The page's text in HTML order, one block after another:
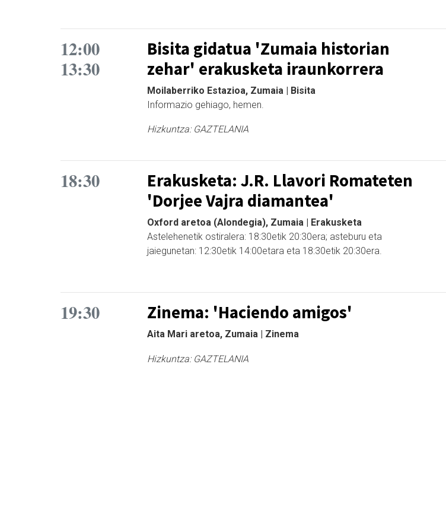
12:00
13:30
Bisita gidatua 'Zumaia historian
zehar' erakusketa iraunkorrera
Moilaberriko Estazioa, Zumaia | Bisita
Informazio gehiago, hemen.
Hizkuntza: GAZTELANIA
18:30
Erakusketa: J.R. Llavori Romateten
'Dorjee Vajra diamantea'
Oxford aretoa (Alondegia), Zumaia | Erakusketa
Astelehenetik ostiralera: 18:30etik 20:30era; asteburu eta
jaiegunetan: 12:30etik 14:00etara eta 18:30etik 20:30era.
19:30 Zinema: 'Haciendo amigos'
Aita Mari aretoa, Zumaia | Zinema
Hizkuntza: GAZTELANIA